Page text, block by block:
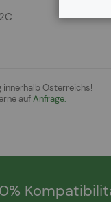
innerhalb Österreichs!
aufAnfrage.